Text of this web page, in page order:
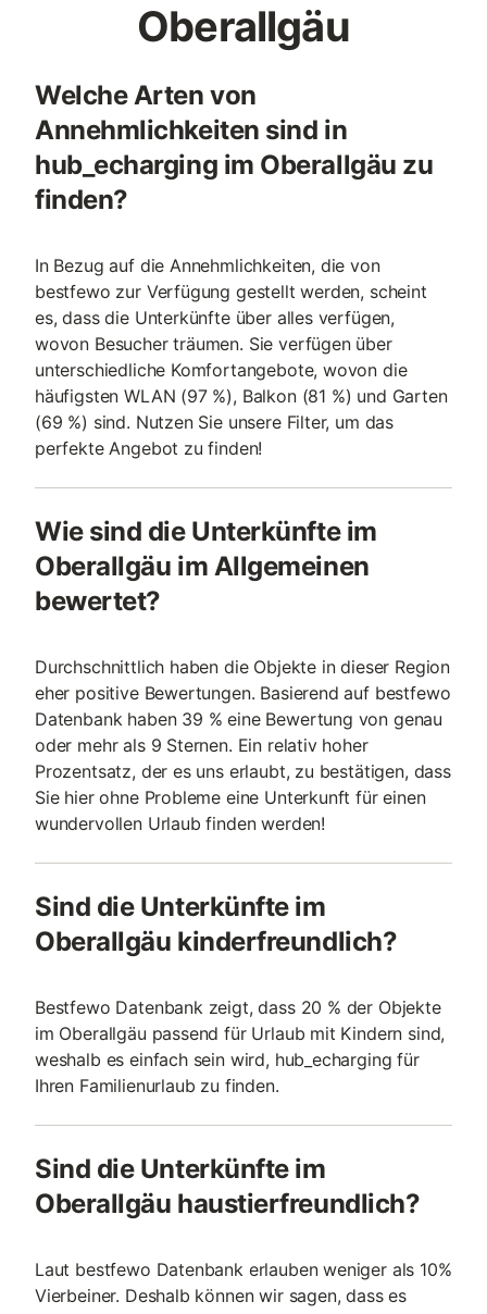
Oberallgäu
Welche Arten von
Annehmlichkeiten sind in
hub_echarging im Oberallgäu zu
finden?
In Bezug auf die Annehmlichkeiten, die von
bestfewo zur Verfügung gestellt werden, scheint
es, dass die Unterkünfte über alles verfügen,
wovon Besucher träumen. Sie verfügen über
unterschiedliche Komfortangebote, wovon die
häufigsten WLAN (97 %), Balkon (81 %) und Garten
(69 %) sind. Nutzen Sie unsere Filter, um das
perfekte Angebot zu finden!
Wie sind die Unterkünfte im
Oberallgäu im Allgemeinen
bewertet?
Durchschnittlich haben die Objekte in dieser Region
eher positive Bewertungen. Basierend auf bestfewo
Datenbank haben 39 % eine Bewertung von genau
oder mehr als 9 Sternen. Ein relativ hoher
Prozentsatz, der es uns erlaubt, zu bestätigen, dass
Sie hier ohne Probleme eine Unterkunft für einen
wundervollen Urlaub finden werden!
Sind die Unterkünfte im
Oberallgäu kinderfreundlich?
Bestfewo Datenbank zeigt, dass 20 % der Objekte
im Oberallgäu passend für Urlaub mit Kindern sind,
weshalb es einfach sein wird, hub_echarging für
Ihren Familienurlaub zu finden.
Sind die Unterkünfte im
Oberallgäu haustierfreundlich?
Laut bestfewo Datenbank erlauben weniger als 10%
Vierbeiner. Deshalb können wir sagen, dass es